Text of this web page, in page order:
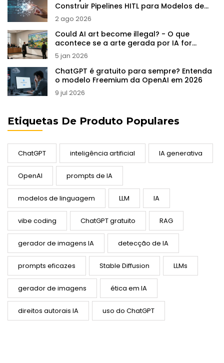
Construir Pipelines HITL para Modelos de
Linguagem
2 ago 2026
Could AI art become illegal? - O que
acontece se a arte gerada por IA for
proibida?
5 jan 2026
ChatGPT é gratuito para sempre? Entenda
o modelo Freemium da OpenAI em 2026
9 jul 2026
Etiquetas De Produto Populares
ChatGPT inteligência artificial IA generativa
OpenAI prompts de IA
modelos de linguagem LLM IA
vibe coding ChatGPT gratuito RAG
gerador de imagens IA detecção de IA
prompts eficazes Stable Diffusion LLMs
gerador de imagens ética em IA
direitos autorais IA uso do ChatGPT